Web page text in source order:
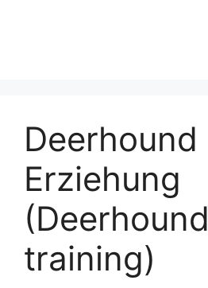
Deerhound
Erziehung
(Deerhound
training)